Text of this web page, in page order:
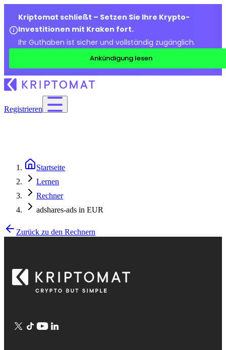
Kriptomat schließt – Setzen Sie Ihre Krypto-
Investitionen mit Kraken fort.
Ihr Guthaben ist sicher und vollständig zugänglich.
Ankündigung lesen
Registrieren
Startseite
Lernen
Rechner
adshares-ads in EUR
Zurück zu den Rechnern